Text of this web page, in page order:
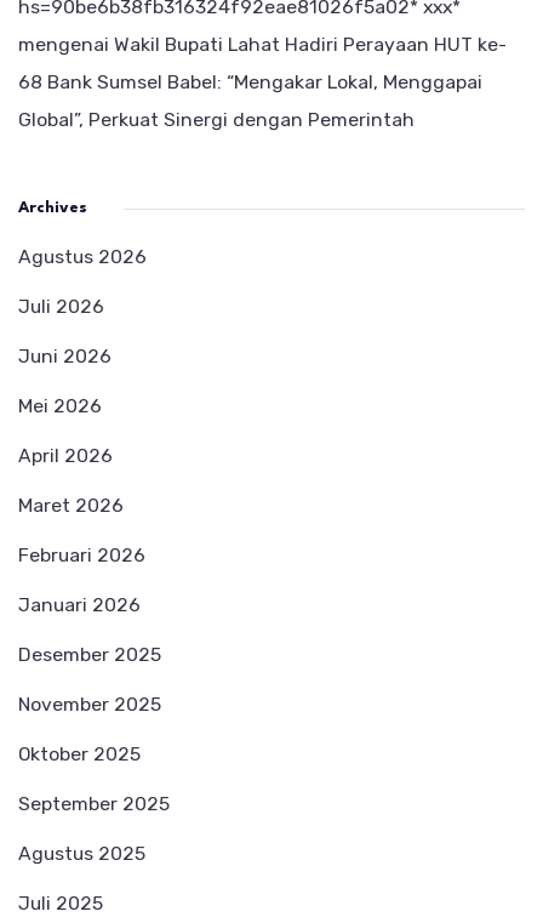
hs=90be6b38fb316324f92eae81026f5a02* ххх*
mengenai Wakil Bupati Lahat Hadiri Perayaan HUT ke-
68 Bank Sumsel Babel: “Mengakar Lokal, Menggapai
Global”, Perkuat Sinergi dengan Pemerintah
Archives
Agustus 2026
Juli 2026
Juni 2026
Mei 2026
April 2026
Maret 2026
Februari 2026
Januari 2026
Desember 2025
November 2025
Oktober 2025
September 2025
Agustus 2025
Juli 2025